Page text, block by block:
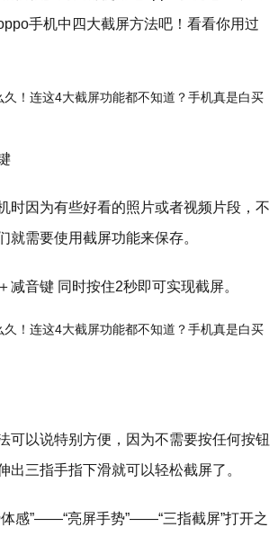
手机中四大截屏方法吧！看看你用过
时因为有些好看的照片或者视频片段，不
就需要使用截屏功能来保存。
减音键 同时按住2秒即可实现截屏。
可以说特别方便，因为不需要按任何按钮
出三指手指下滑就可以轻松截屏了。
体感”——“亮屏手势”——“三指截屏”打开之